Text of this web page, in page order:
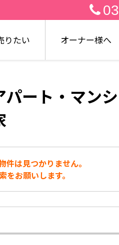
りたい オーナー様へ
ート・マン
件は見つかりません。
をお願いします。